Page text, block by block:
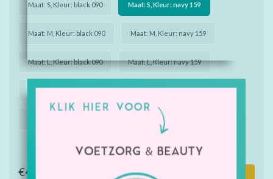
Maat: S, Kleur: black 090 Maat: S, Kleur: navy 159
Maat: M, Kleur: black 090 Maat: M, Kleur: navy 159
Maat: L, Kleur: black 090 Maat: L, Kleur: navy 159
Maat: XL, Kleur: black 090 Maat: XL, Kleur: navy 159
Maat: XXL, Kleur: navy 159
€49,60 Toevoegen aan winkelwagen